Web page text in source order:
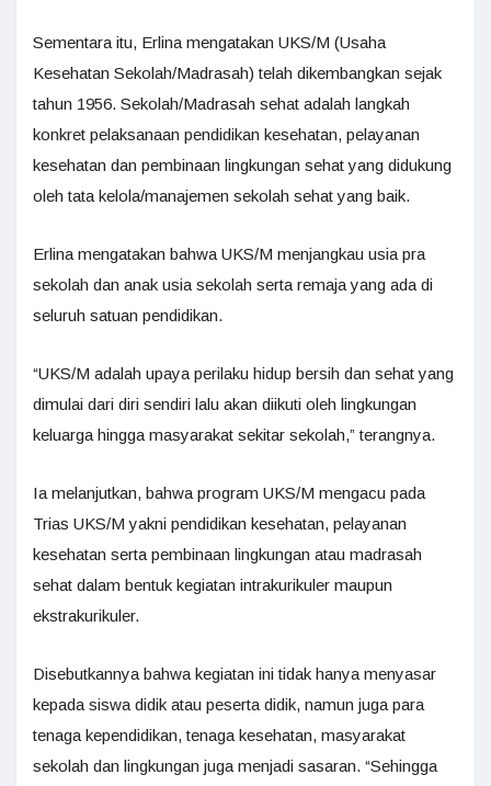
Sementara itu, Erlina mengatakan UKS/M (Usaha
Kesehatan Sekolah/Madrasah) telah dikembangkan sejak
tahun 1956. Sekolah/Madrasah sehat adalah langkah
konkret pelaksanaan pendidikan kesehatan, pelayanan
kesehatan dan pembinaan lingkungan sehat yang didukung
oleh tata kelola/manajemen sekolah sehat yang baik.
Erlina mengatakan bahwa UKS/M menjangkau usia pra
sekolah dan anak usia sekolah serta remaja yang ada di
seluruh satuan pendidikan.
“UKS/M adalah upaya perilaku hidup bersih dan sehat yang
dimulai dari diri sendiri lalu akan diikuti oleh lingkungan
keluarga hingga masyarakat sekitar sekolah,” terangnya.
Ia melanjutkan, bahwa program UKS/M mengacu pada
Trias UKS/M yakni pendidikan kesehatan, pelayanan
kesehatan serta pembinaan lingkungan atau madrasah
sehat dalam bentuk kegiatan intrakurikuler maupun
ekstrakurikuler.
Disebutkannya bahwa kegiatan ini tidak hanya menyasar
kepada siswa didik atau peserta didik, namun juga para
tenaga kependidikan, tenaga kesehatan, masyarakat
sekolah dan lingkungan juga menjadi sasaran. “Sehingga